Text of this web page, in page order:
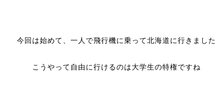
今回は始めて、一人で飛行機に乗って北海道に行きました
こうやって自由に行けるのは大学生の特権ですね